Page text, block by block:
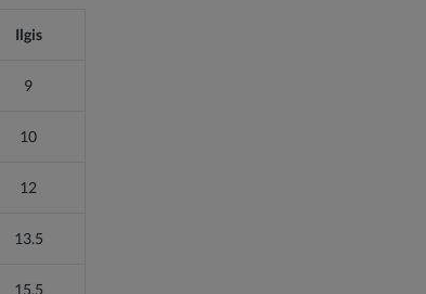
Ilgis
9
10
12
13.5
15.5